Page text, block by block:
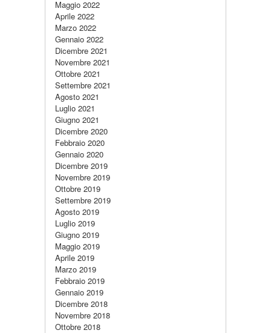
Maggio 2022
Aprile 2022
Marzo 2022
Gennaio 2022
Dicembre 2021
Novembre 2021
Ottobre 2021
Settembre 2021
Agosto 2021
Luglio 2021
Giugno 2021
Dicembre 2020
Febbraio 2020
Gennaio 2020
Dicembre 2019
Novembre 2019
Ottobre 2019
Settembre 2019
Agosto 2019
Luglio 2019
Giugno 2019
Maggio 2019
Aprile 2019
Marzo 2019
Febbraio 2019
Gennaio 2019
Dicembre 2018
Novembre 2018
Ottobre 2018